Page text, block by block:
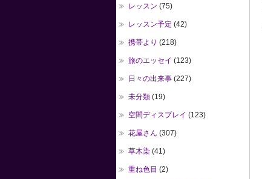
レッスン (75)
レッスン予定 (42)
携帯より (218)
旅のエッセイ (123)
日々の出来事 (227)
未分類 (19)
空間ディスプレイ (123)
花屋さん (307)
草木染 (41)
重ね色目 (2)